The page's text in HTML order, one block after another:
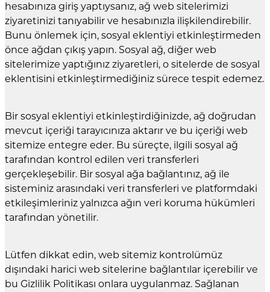
hesabınıza giriş yaptıysanız, ağ web sitelerimizi
ziyaretinizi tanıyabilir ve hesabınızla ilişkilendirebilir.
Bunu önlemek için, sosyal eklentiyi etkinleştirmeden
önce ağdan çıkış yapın. Sosyal ağ, diğer web
sitelerimize yaptığınız ziyaretleri, o sitelerde de sosyal
eklentisini etkinleştirmediğiniz sürece tespit edemez.
Bir sosyal eklentiyi etkinleştirdiğinizde, ağ doğrudan
mevcut içeriği tarayıcınıza aktarır ve bu içeriği web
sitemize entegre eder. Bu süreçte, ilgili sosyal ağ
tarafından kontrol edilen veri transferleri
gerçekleşebilir. Bir sosyal ağa bağlantınız, ağ ile
sisteminiz arasındaki veri transferleri ve platformdaki
etkileşimleriniz yalnızca ağın veri koruma hükümleri
tarafından yönetilir.
Lütfen dikkat edin, web sitemiz kontrolümüz
dışındaki harici web sitelerine bağlantılar içerebilir ve
bu Gizlilik Politikası onlara uygulanmaz. Sağlanan